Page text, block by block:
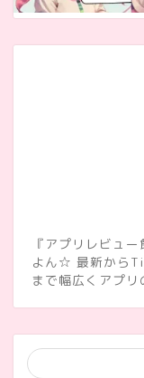
『アプリレビュ
よん☆ 最新から
まで幅広くアプリ